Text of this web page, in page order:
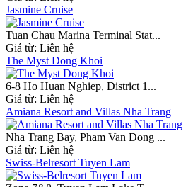
Jasmine Cruise
Tuan Chau Marina Terminal Stat...
Giá từ: Liên hệ
The Myst Dong Khoi
6-8 Ho Huan Nghiep, District 1...
Giá từ: Liên hệ
Amiana Resort and Villas Nha Trang
Nha Trang Bay, Pham Van Dong ...
Giá từ: Liên hệ
Swiss-Belresort Tuyen Lam